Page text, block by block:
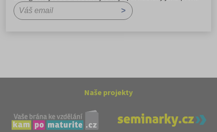
Naše projekty